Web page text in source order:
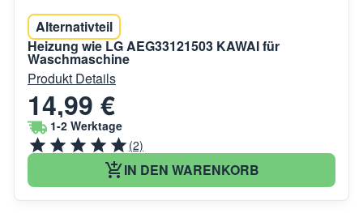
Alternativteil
Heizung wie LG AEG33121503 KAWAI für
Waschmaschine
Produkt Details
14,99 €
1-2 Werktage
(2)
IN DEN WARENKORB